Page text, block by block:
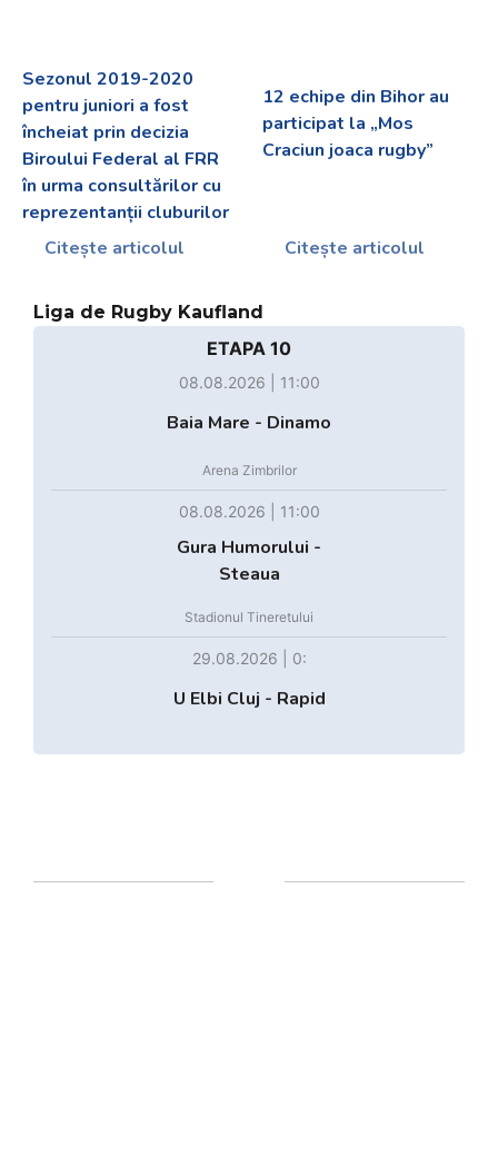
Sezonul 2019-2020
pentru juniori a fost
încheiat prin decizia
Biroului Federal al FRR
în urma consultărilor cu
reprezentanții cluburilor
Citește articolul
12 echipe din Bihor au
participat la „Mos
Craciun joaca rugby”
Citește articolul
Liga de Rugby Kaufland
ETAPA 10
08.08.2026 | 11:00
Baia Mare - Dinamo
Arena Zimbrilor
08.08.2026 | 11:00
Gura Humorului -
Steaua
Stadionul Tineretului
29.08.2026 | 0:
U Elbi Cluj - Rapid